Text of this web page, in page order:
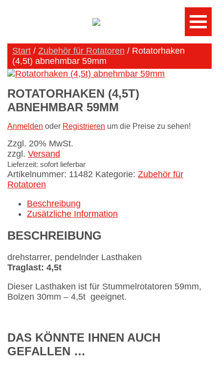
Start / Zubehör für Rotatoren / Rotatorhaken
(4,5t) abnehmbar 59mm
ROTATORHAKEN (4,5T)
ABNEHMBAR 59MM
Anmelden oder Registrieren um die Preise zu sehen!
Zzgl. 20% MwSt.
zzgl. Versand
Lieferzeit: sofort lieferbar
Artikelnummer: 11482 Kategorie: Zubehör für
Rotatoren
Beschreibung
Zusätzliche Information
BESCHREIBUNG
drehstarrer, pendelnder Lasthaken
Traglast: 4,5t
Dieser Lasthaken ist für Stummelrotatoren 59mm,
Bolzen 30mm – 4,5t geeignet.
DAS KÖNNTE IHNEN AUCH
GEFALLEN …